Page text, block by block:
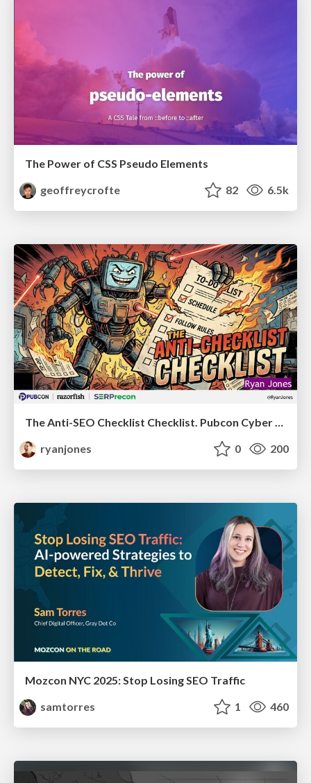
The Power of CSS Pseudo Elements
geoffreycrofte
82 6.5k
ryanjones
0 200
Mozcon NYC 2025: Stop Losing SEO Traffic
samtorres
1 460